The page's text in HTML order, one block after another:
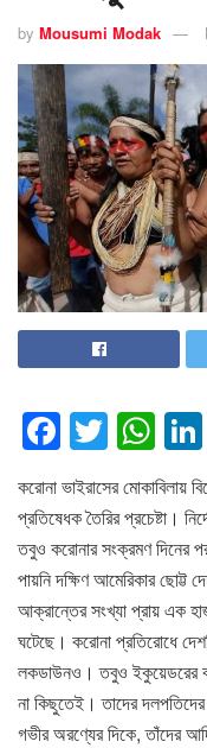
by Mousumi Modak
F
a
c
e
b
o
o
k
T
wi
tt
er
W
h
at
s
A
p
p
করোনা ভাইরাসের মোকাবিলায়
প্রতিষেধক তৈরির প্রচেষ্টা।
তবুও করোনার সংক্রমণ দিনের
পায়নি দক্ষিণ আমেরিকার
আক্রান্তের সংখ্যা প্রায় এক
ঘটেছে। করোনা প্রতিরোধে
লকডাউনও। তবুও ইকুয়েডরের
না কিছুতেই। তাদের
গভীর অরণ্যের দিকে, তাঁদের